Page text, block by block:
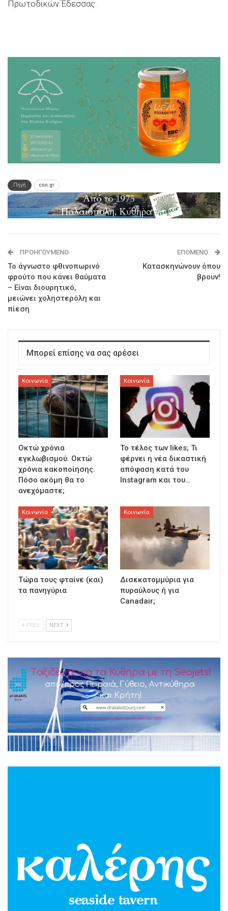
Πρωτοδικών Έδεσσας.
Πηγή cnn.gr
ΠΡΟΗΓΟΎΜΕΝΟ
Το άγνωστο φθινοπωρινό
φρούτο που κάνει θαύματα
– Είναι διουρητικό,
μειώνει χοληστερόλη και
πίεση
ΕΠΌΜΕΝΟ
Κατασκηνώνουν όπου
βρουν!
Μπορεί επίσης να σας αρέσει
Κοινωνία
Οκτώ χρόνια
εγκλωβισμού. Οκτώ
χρόνια κακοποίησης.
Πόσο ακόμη θα το
ανεχόμαστε;
Κοινωνία
To τέλος των likes; Τι
φέρνει η νέα δικαστική
απόφαση κατά του
Instagram και του…
Κοινωνία
Τώρα τους φταίνε (και)
τα πανηγύρια
Κοινωνία
Δισεκατομμύρια για
πυραύλους ή για
Canadair;
PREV NEXT